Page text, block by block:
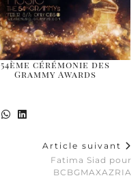
54ème cérémonie des
Grammy Awards
Article suivant
Fatima Siad pour
BCBGMAXAZRIA